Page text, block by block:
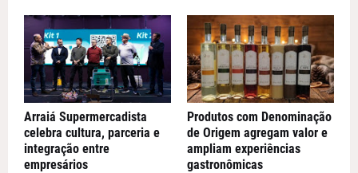
Arraiá Supermercadista
celebra cultura, parceria e
integração entre
empresários
Produtos com Denominação
de Origem agregam valor e
ampliam experiências
gastronômicas